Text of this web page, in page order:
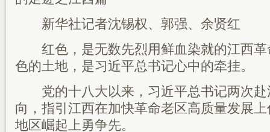
新华社记者沈锡权、郭强、余贤红
红色，是无数先烈用鲜血染就的江西革
色的土地，是习近平总书记心中的牵挂。
党的十八大以来，习近平总书记两次赴
向，指引江西在加快革命老区高质量发展
地区崛起上勇争先。